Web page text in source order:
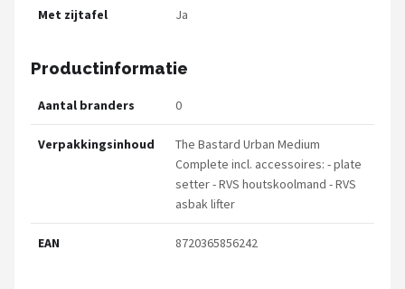
Met zijtafel Ja
Productinformatie
Aantal branders 0
Verpakkingsinhoud
The Bastard Urban Medium
Complete incl. accessoires: - plate
setter - RVS houtskoolmand - RVS
asbak lifter
EAN 8720365856242